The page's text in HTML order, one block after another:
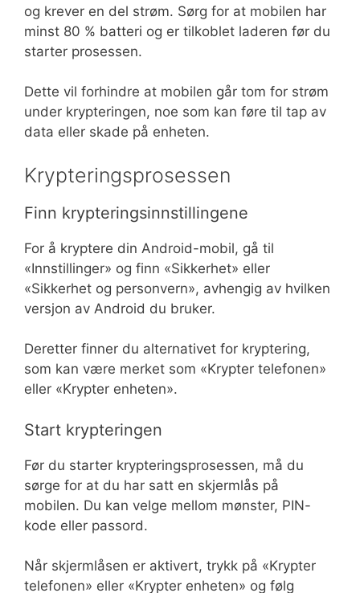
og krever en del strøm. Sørg for at mobilen har
minst 80 % batteri og er tilkoblet laderen før du
starter prosessen.
Dette vil forhindre at mobilen går tom for strøm
under krypteringen, noe som kan føre til tap av
data eller skade på enheten.
Krypteringsprosessen
Finn krypteringsinnstillingene
For å kryptere din Android-mobil, gå til
«Innstillinger» og finn «Sikkerhet» eller
«Sikkerhet og personvern», avhengig av hvilken
versjon av Android du bruker.
Deretter finner du alternativet for kryptering,
som kan være merket som «Krypter telefonen»
eller «Krypter enheten».
Start krypteringen
Før du starter krypteringsprosessen, må du
sørge for at du har satt en skjermlås på
mobilen. Du kan velge mellom mønster, PIN-
kode eller passord.
Når skjermlåsen er aktivert, trykk på «Krypter
telefonen» eller «Krypter enheten» og følg